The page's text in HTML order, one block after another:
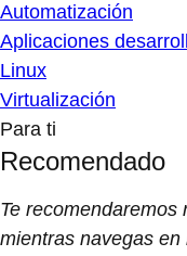
Automatización
Aplicaciones
Linux
Virtualización
Para ti
Recomendado
Te recomendaremos
mientras navegas